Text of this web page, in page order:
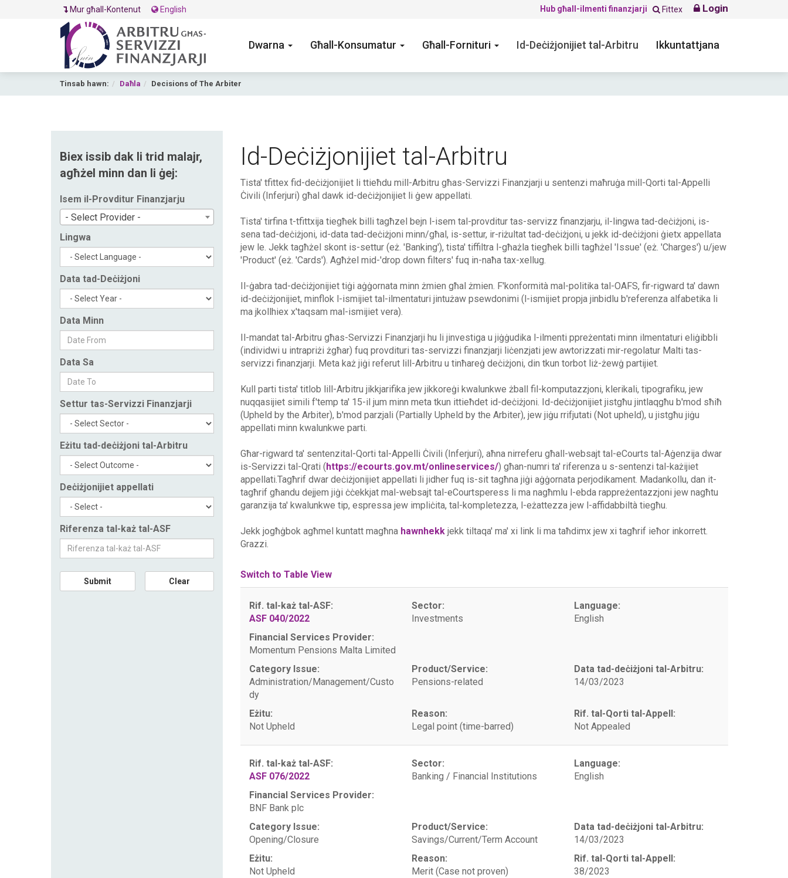
Mur għall-Kontenut English Hub għall-ilmenti finanzjarji Fittex Login
Dwarna Għall-Konsumatur Għall-Fornituri Id-Deċiżjonijiet tal-Arbitru Ikkuntattjana
Tinsab hawn: Daħla Decisions of The Arbiter
Biex issib dak li trid malajr,
agħżel minn dan li ġej:
Isem il-Provditur Finanzjarju
- Select Provider -
Lingwa
Data tad-Deċiżjoni
Data Minn
Data Sa
Settur tas-Servizzi Finanzjarji
Eżitu tad-deċiżjoni tal-Arbitru
Deċiżjonijiet appellati
Riferenza tal-każ tal-ASF
Submit Clear
Id-Deċiżjonijiet tal-Arbitru
Tista' tfittex fid-deċiżjonijiet li ttieħdu mill-Arbitru għas-Servizzi Finanzjarji u sentenzi maħruġa mill-Qorti tal-Appelli
Ċivili (Inferjuri) għal dawk id-deċiżjonijiet li ġew appellati.
Tista' tirfina t-tfittxija tiegħek billi tagħzel bejn l-isem tal-provditur tas-servizz finanzjarju, il-lingwa tad-deċiżjoni, is-
sena tad-deċiżjoni, id-data tad-deċiżjoni minn/għal, is-settur, ir-riżultat tad-deċiżjoni, u jekk id-deċiżjoni ġietx appellata
jew le. Jekk tagħżel skont is-settur (eż. 'Banking'), tista' tiffiltra l-għażla tiegħek billi tagħżel 'Issue' (eż. 'Charges') u/jew
'Product' (eż. 'Cards'). Agħżel mid-'drop down filters' fuq in-naħa tax-xellug.
Il-ġabra tad-deċiżjonijiet tiġi aġġornata minn żmien għal żmien. F'konformità mal-politika tal-OAFS, fir-rigward ta' dawn
id-deċiżjonijiet, minflok l-ismijiet tal-ilmentaturi jintużaw psewdonimi (l-ismijiet propja jinbidlu b'referenza alfabetika li
ma jkollhiex x'taqsam mal-ismijiet vera).
Il-mandat tal-Arbitru għas-Servizzi Finanzjarji hu li jinvestiga u jiġġudika l-ilmenti ppreżentati minn ilmentaturi eliġibbli
(individwi u intrapriżi żgħar) fuq provdituri tas-servizzi finanzjarji liċenzjati jew awtorizzati mir-regolatur Malti tas-
servizzi finanzjarji. Meta każ jiġi referut lill-Arbitru u tinħareġ deċiżjoni, din tkun torbot liż-żewġ partijiet.
Kull parti tista' titlob lill-Arbitru jikkjarifika jew jikkoreġi kwalunkwe żball fil-komputazzjoni, klerikali, tipografiku, jew
nuqqasijiet simili f'temp ta' 15-il jum minn meta tkun ittieħdet id-deċiżjoni. Id-deċiżjonijiet jistgħu jintlaqgħu b'mod sħiħ
(Upheld by the Arbiter), b'mod parzjali (Partially Upheld by the Arbiter), jew jiġu rrifjutati (Not upheld), u jistgħu jiġu
appellati minn kwalunkwe parti.
Għar-rigward ta' sentenzital-Qorti tal-Appelli Ċivili (Inferjuri), aħna nirreferu għall-websajt tal-eCourts tal-Aġenzija dwar
is-Servizzi tal-Qrati (https://ecourts.gov.mt/onlineservices/) għan-numri ta' riferenza u s-sentenzi tal-każijiet
appellati.Tagħrif dwar deċiżjonijiet appellati li jidher fuq is-sit tagħna jiġi aġġornata perjodikament. Madankollu, dan it-
tagħrif għandu dejjem jiġi ċċekkjat mal-websajt tal-eCourtsperess li ma nagħmlu l-ebda rappreżentazzjoni jew nagħtu
garanzija ta' kwalunkwe tip, espressa jew impliċita, tal-kompletezza, l-eżattezza jew l-affidabbiltà tiegħu.
Jekk jogħġbok agħmel kuntatt magħna hawnhekkjekk tiltaqa' ma' xi link li ma taħdimx jew xi tagħrif ieħor inkorrett.
Grazzi.
Switch to Table View
Rif. tal-każ tal-ASF:
ASF 040/2022
Sector:
Investments
Language:
English
Financial Services Provider:
Momentum Pensions Malta Limited
Category Issue:
Administration/Management/Custo
dy
Product/Service:
Pensions-related
Data tad-deċiżjoni tal-Arbitru:
14/03/2023
Eżitu:
Not Upheld
Reason:
Legal point (time-barred)
Rif. tal-Qorti tal-Appell:
Not Appealed
Rif. tal-każ tal-ASF:
ASF 076/2022
Sector:
Banking / Financial Institutions
Language:
English
Financial Services Provider:
BNF Bank plc
Category Issue:
Opening/Closure
Product/Service:
Savings/Current/Term Account
Data tad-deċiżjoni tal-Arbitru:
14/03/2023
Eżitu:
Not Upheld
Reason:
Merit (Case not proven)
Rif. tal-Qorti tal-Appell:
38/2023